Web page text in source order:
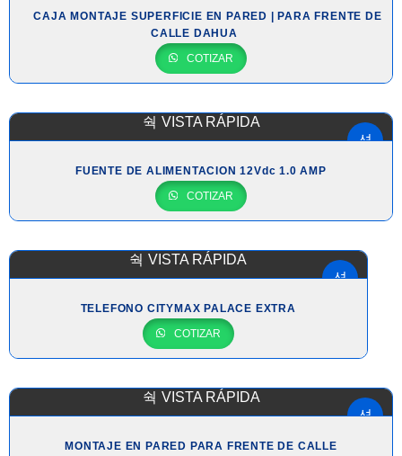
CAJA MONTAJE SUPERFICIE EN PARED | PARA FRENTE DE
CALLE DAHUA
COTIZAR
VISTA RÁPIDA
FUENTE DE ALIMENTACION 12Vdc 1.0 AMP
COTIZAR
VISTA RÁPIDA
TELEFONO CITYMAX PALACE EXTRA
COTIZAR
VISTA RÁPIDA
MONTAJE EN PARED PARA FRENTE DE CALLE